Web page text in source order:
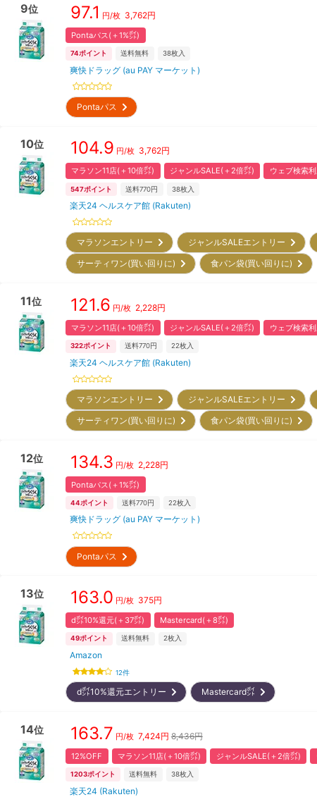
9位 97.1 円/枚 3,762円
Pontaパス(＋1%㌽)
74ポイント 送料無料 38枚入
爽快ドラッグ (au PAY マーケット)
Pontaパス
10位 104.9 円/枚 3,762円
マラソン11店(＋10倍㌽) ジャンルSALE(＋2倍㌽) ウェブ検索
547ポイント 送料770円 38枚入
楽天24 ヘルスケア館 (Rakuten)
マラソンエントリー ジャンルSALEエントリー
サーティワン(買い回りに)
食パン袋(買い回りに)
11位 121.6 円/枚 2,228円
マラソン11店(＋10倍㌽) ジャンルSALE(＋2倍㌽) ウェブ検索
322ポイント 送料770円 22枚入
楽天24 ヘルスケア館 (Rakuten)
マラソンエントリー ジャンルSALEエントリー
サーティワン(買い回りに)
食パン袋(買い回りに)
12位 134.3 円/枚 2,228円
Pontaパス(＋1%㌽)
44ポイント 送料770円 22枚入
爽快ドラッグ (au PAY マーケット)
Pontaパス
13位 163.0 円/枚 375円
d㌽10%還元(＋37㌽) Mastercard(＋8㌽)
49ポイント 送料無料 2枚入
Amazon
12件
d㌽10%還元エントリー Mastercard㌽
14位 163.7 円/枚 7,424円 8,436円
12%OFF マラソン11店(＋10倍㌽) ジャンルSALE(＋2倍㌽)
1203ポイント 送料無料 38枚入
楽天24 (Rakuten)